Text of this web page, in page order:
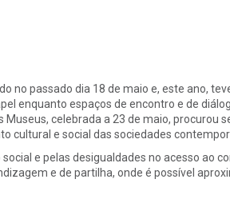
no passado dia 18 de maio e, este ano,
enquanto espaços de encontro e de
celebrada a 23 de maio, procurou
cultural e social das sociedades
e pelas desigualdades no acesso ao
e de partilha, onde é possível